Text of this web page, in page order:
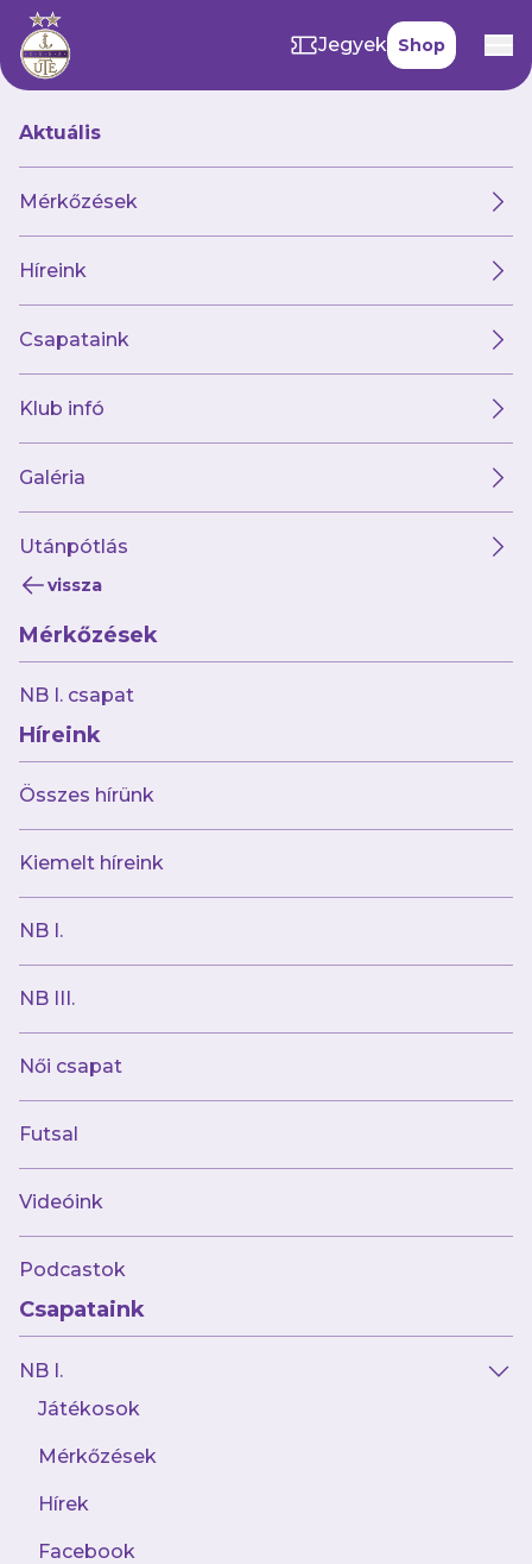
Jegyek Shop
Aktuális
Mérkőzések
Híreink
Csapataink
Klub infó
Galéria
Utánpótlás
vissza
Mérkőzések
NB I. csapat
Híreink
Összes hírünk
Kiemelt híreink
NB I.
NB III.
Női csapat
Futsal
Videóink
Podcastok
Csapataink
NB I.
Játékosok
Mérkőzések
Hírek
Facebook
Heti program 04.20-26.
2026. április 20. 13:06